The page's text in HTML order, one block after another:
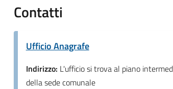
Contatti
Ufficio Anagrafe
Indirizzo: L'ufficio si trova al piano
della sede comunale